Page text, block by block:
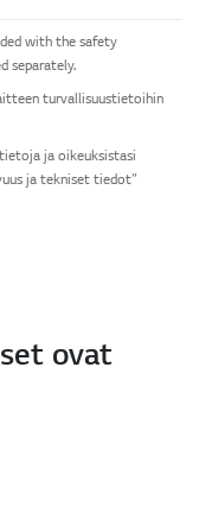
with the safety
separately.
turvallisuustietoihin
ja oikeuksistasi
ja tekniset tiedot”
ovat